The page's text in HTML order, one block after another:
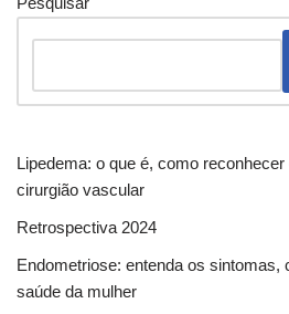
Lipedema: o que é, como
cirurgião vascular
Retrospectiva 2024
Endometriose: entenda os sintomas,
saúde da mulher